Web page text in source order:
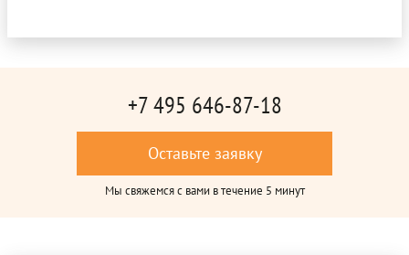
+7 495 646-87-18
Оставьте заявку
Мы свяжемся с вами в течение 5 минут